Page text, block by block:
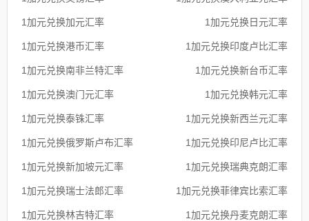
1加元兑换加元汇率 1加元兑换日元汇率
1加元兑换港币汇率 1加元兑换印度卢比汇率
1加元兑换南非兰特汇率 1加元兑换新台币汇率
1加元兑换澳门元汇率 1加元兑换韩元汇率
1加元兑换泰铢汇率 1加元兑换新西兰元汇率
1加元兑换俄罗斯卢布汇率 1加元兑换印尼卢比汇率
1加元兑换新加坡元汇率 1加元兑换瑞典克朗汇率
1加元兑换瑞士法郎汇率 1加元兑换菲律宾比索汇率
1加元兑换林吉特汇率 1加元兑换丹麦克朗汇率